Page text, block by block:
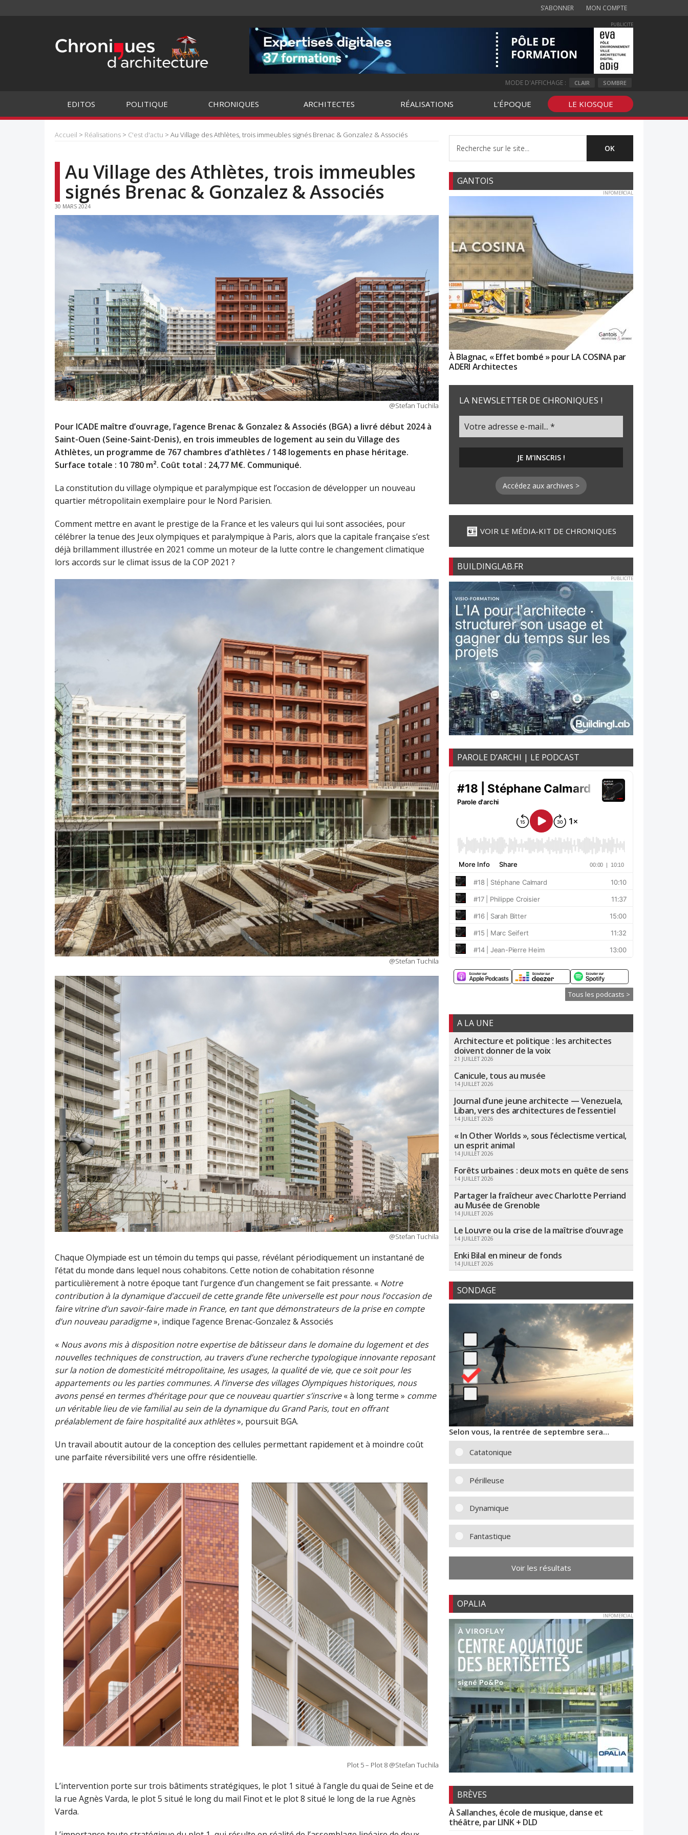
S’ABONNER MON COMPTE
PUBLICITE
MODE D'AFFICHAGE : CLAIR SOMBRE
EDITOS POLITIQUE CHRONIQUES ARCHITECTES RÉALISATIONS L’ÉPOQUE LE KIOSQUE
Accueil > Réalisations > C'est d'actu > Au Village des Athlètes, trois immeubles signés Brenac & Gonzalez & Associés
Au Village des Athlètes, trois immeubles
signés Brenac & Gonzalez & Associés
30 MARS 2024
@Stefan Tuchila
Pour ICADE maître d’ouvrage, l’agence Brenac & Gonzalez & Associés (BGA) a livré début 2024 à
Saint-Ouen (Seine-Saint-Denis), en trois immeubles de logement au sein du Village des
Athlètes, un programme de 767 chambres d’athlètes / 148 logements en phase héritage.
Surface totale : 10 780 m². Coût total : 24,77 M€. Communiqué.
La constitution du village olympique et paralympique est l’occasion de développer un nouveau
quartier métropolitain exemplaire pour le Nord Parisien.
Comment mettre en avant le prestige de la France et les valeurs qui lui sont associées, pour
célébrer la tenue des Jeux olympiques et paralympique à Paris, alors que la capitale française s’est
déjà brillamment illustrée en 2021 comme un moteur de la lutte contre le changement climatique
lors accords sur le climat issus de la COP 2021 ?
@Stefan Tuchila
@Stefan Tuchila
Chaque Olympiade est un témoin du temps qui passe, révélant périodiquement un instantané de
l’état du monde dans lequel nous cohabitons. Cette notion de cohabitation résonne
particulièrement à notre époque tant l’urgence d’un changement se fait pressante. « Notre
contribution à la dynamique d’accueil de cette grande fête universelle est pournousl’occasion de
faire vitrine d’un savoir-faire made in France, en tant que démonstrateurs de la prise en compte
d’un nouveau paradigme», indique l’agence Brenac-Gonzalez & Associés
« Nous avons mis à disposition notre expertise de bâtisseur dans le domaine du logement et des
nouvelles techniques de construction, au travers d’une recherche typologique innovante reposant
sur la notion de domesticité métropolitaine, les usages, la qualité de vie, que ce soit pour les
appartements ou les parties communes. A l’inverse des villages Olympiques historiques, nous
avons pensé en termes d’héritage pour que ce nouveau quartier s’inscrive« à long terme » comme
un véritable lieu de vie familial au sein de la dynamique du Grand Paris, tout en offrant
préalablement de faire hospitalité aux athlètes», poursuit BGA.
Un travail aboutit autour de la conception des cellules permettant rapidement et à moindre coût
une parfaite réversibilité vers une offre résidentielle.
Plot 5 – Plot 8 @Stefan Tuchila
L’intervention porte sur trois bâtiments stratégiques, le plot 1 situé à l’angle du quai de Seine et de
la rue Agnès Varda, le plot 5 situé le long du mail Finot et le plot 8 situé le long de la rue Agnès
Varda.
GANTOIS
INFOMERCIAL
À Blagnac, « Effet bombé » pour LA COSINA par
ADERI Architectes
LA NEWSLETTER DE CHRONIQUES !
Accédez aux archives >
VOIR LE MÉDIA-KIT DE CHRONIQUES
BUILDINGLAB.FR
PUBLICITE
PAROLE D’ARCHI | LE PODCAST
Tous les podcasts >
A LA UNE
Architecture et politique : les architectes
doivent donner de la voix
21 JUILLET 2026
Canicule, tous au musée
14 JUILLET 2026
Journal d’une jeune architecte — Venezuela,
Liban, vers des architectures de l’essentiel
14 JUILLET 2026
« In Other Worlds », sous l’éclectisme vertical,
un esprit animal
14 JUILLET 2026
Forêts urbaines : deux mots en quête de sens
14 JUILLET 2026
Partager la fraîcheur avec Charlotte Perriand
au Musée de Grenoble
14 JUILLET 2026
Le Louvre ou la crise de la maîtrise d’ouvrage
14 JUILLET 2026
Enki Bilal en mineur de fonds
14 JUILLET 2026
SONDAGE
Selon vous, la rentrée de septembre sera…
Catatonique
Périlleuse
Dynamique
Fantastique
Voir les résultats
OPALIA
INFOMERCIAL
BRÈVES
À Sallanches, école de musique, danse et
théâtre, par LINK + DLD